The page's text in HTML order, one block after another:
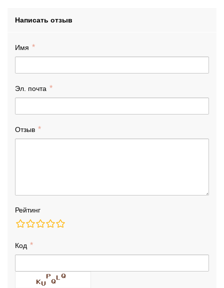
Написать отзыв
Имя
Эл. почта
Отзыв
Рейтинг
Код